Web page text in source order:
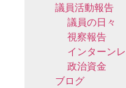
議員活動報告
議員の日々
視察報告
インターン
政治資金
ブログ